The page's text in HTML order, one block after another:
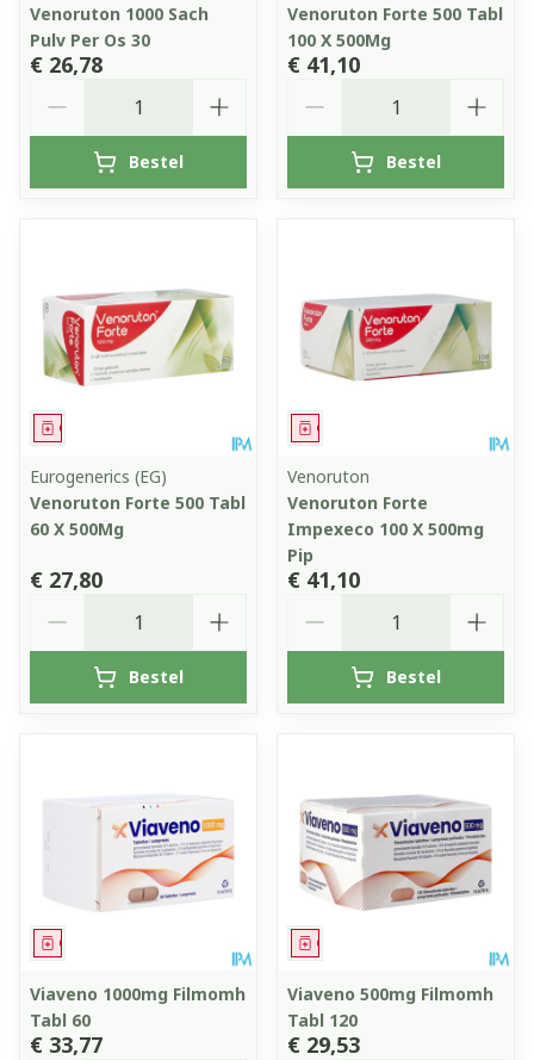
Venoruton 1000 Sach
Pulv Per Os 30
€ 26,78
Bestel
Venoruton Forte 500 Tabl
100 X 500Mg
€ 41,10
Bestel
Geneesmiddel
Eurogenerics (EG)
Venoruton Forte 500 Tabl
60 X 500Mg
€ 27,80
Bestel
Geneesmiddel
Venoruton
Venoruton Forte
Impexeco 100 X 500mg
Pip
€ 41,10
Bestel
Geneesmiddel
Viaveno 1000mg Filmomh
Tabl 60
€ 33,77
Geneesmiddel
Viaveno 500mg Filmomh
Tabl 120
€ 29,53